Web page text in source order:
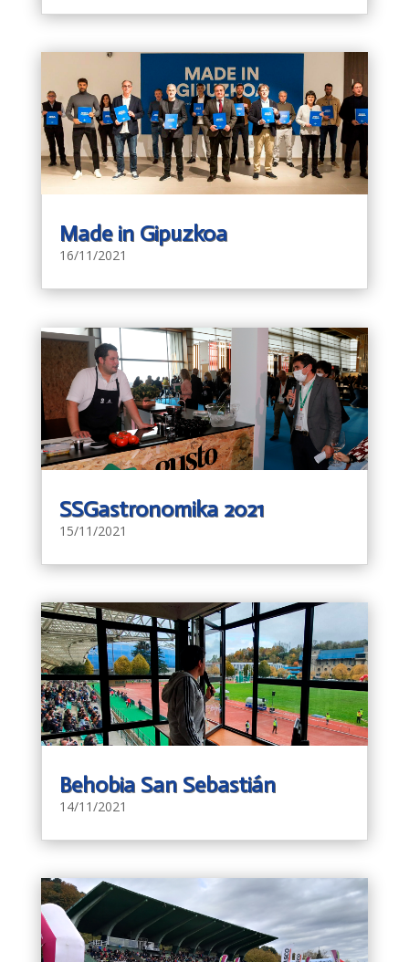
Made in Gipuzkoa
16/11/2021
SSGastronomika 2021
15/11/2021
Behobia San Sebastián
14/11/2021